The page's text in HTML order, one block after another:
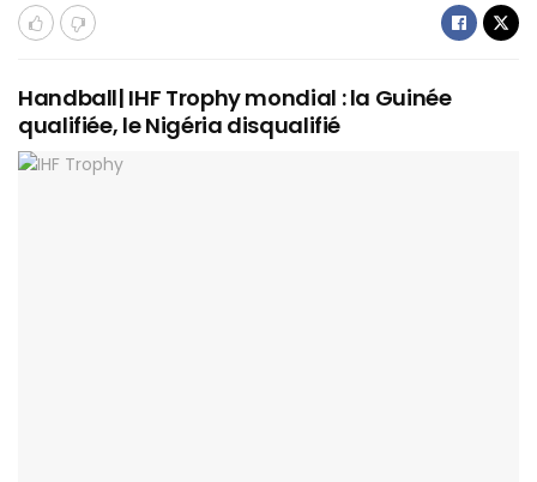
Handball| IHF Trophy mondial : la Guinée
qualifiée, le Nigéria disqualifié